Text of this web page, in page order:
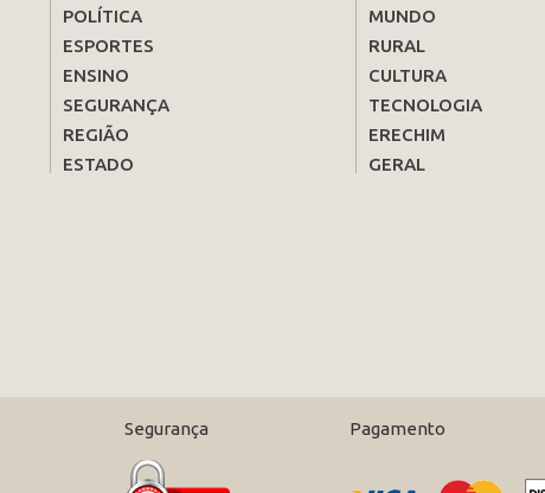
POLÍTICA
ESPORTES
ENSINO
SEGURANÇA
REGIÃO
ESTADO
MUNDO
RURAL
CULTURA
TECNOLOGIA
ERECHIM
GERAL
Segurança Pagamento